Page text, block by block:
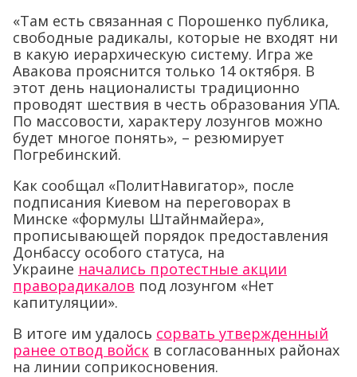
«Там есть связанная с Порошенко публика,
свободные радикалы, которые не входят ни
в какую иерархическую систему. Игра же
Авакова прояснится только 14 октября. В
этот день националисты традиционно
проводят шествия в честь образования УПА.
По массовости, характеру лозунгов можно
будет многое понять», – резюмирует
Погребинский.
Как сообщал «ПолитНавигатор», после
подписания Киевом на переговорах в
Минске «формулы Штайнмайера»,
прописывающей порядок предоставления
Донбассу особого статуса, на
Украине начались протестные акции
праворадикалов под лозунгом «Нет
капитуляции».
В итоге им удалось сорвать утвержденный
ранее отвод войск в согласованных районах
на линии соприкосновения.